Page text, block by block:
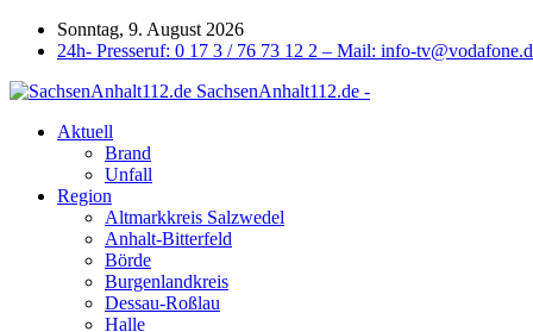
Sonntag, 9. August 2026
24h- Presseruf: 0 17 3 / 76 73 12 2 – Mail: info-
SachsenAnhalt112.de -
Aktuell
Brand
Unfall
Region
Altmarkkreis Salzwedel
Anhalt-Bitterfeld
Börde
Burgenlandkreis
Dessau-Roßlau
Halle